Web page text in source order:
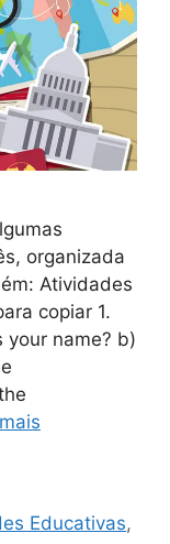
organizada
Atividades
copiar 1.
your name? b)
Educativas,